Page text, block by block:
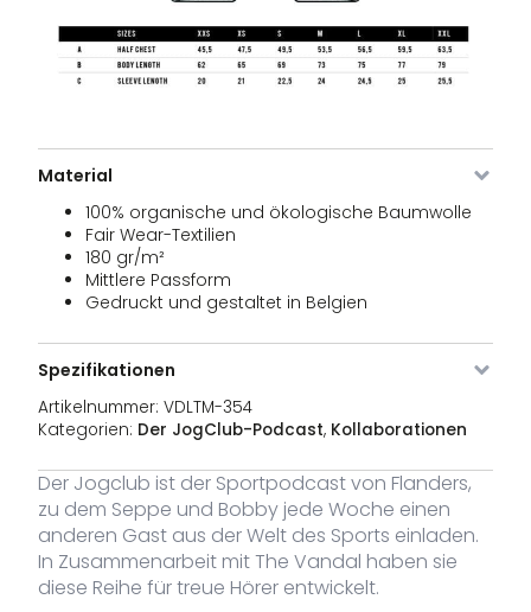
Material
100% organische und ökologische Baumwolle
Fair Wear-Textilien
180 gr/m²
Mittlere Passform
Gedruckt und gestaltet in Belgien
Spezifikationen
Artikelnummer: VDLTM-354
Kategorien: Der JogClub-Podcast, Kollaborationen
Der Jogclub ist der Sportpodcast von Flanders,
zu dem Seppe und Bobby jede Woche einen
anderen Gast aus der Welt des Sports einladen.
In Zusammenarbeit mit The Vandal haben sie
diese Reihe für treue Hörer entwickelt.
Bild
Artikel
Nr.
Preise
VDLTM-
354-NV-
XS
VDLTM-
354-NV-S
S
Auf
€ 30,00
VDLTM-
354-NV-M
Lager
VDLTM-
354-NV-L
L
Auf
Lager
€ 30,00
VDLTM-
354-NV-
XL
Auf
Lager
€ 30,00